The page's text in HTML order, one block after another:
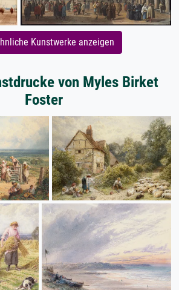
Kunstwerke anzeigen
von Myles Birket
Foster